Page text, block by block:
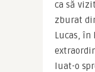
ca să
zburat
Lucas, în
luat-o